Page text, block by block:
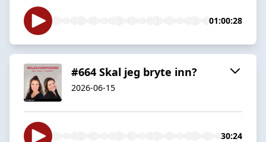
01:00:28
#664 Skal jeg bryte inn?
2026-06-15
30:24